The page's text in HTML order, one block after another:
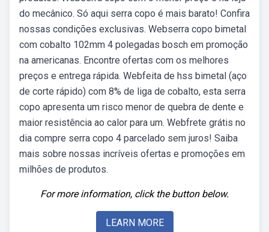
do mecânico. Só aqui serra copo é mais barato! Confira
nossas condições exclusivas. Webserra copo bimetal
com cobalto 102mm 4 polegadas bosch em promoção
na americanas. Encontre ofertas com os melhores
preços e entrega rápida. Webfeita de hss bimetal (aço
de corte rápido) com 8% de liga de cobalto, esta serra
copo apresenta um risco menor de quebra de dente e
maior resistência ao calor para um. Webfrete grátis no
dia compre serra copo 4 parcelado sem juros! Saiba
mais sobre nossas incríveis ofertas e promoções em
milhões de produtos.
For more information, click the button below.
LEARN MORE